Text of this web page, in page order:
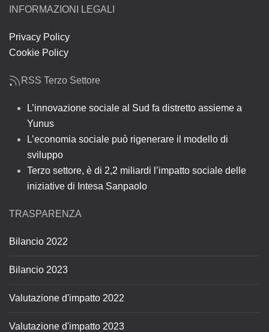
INFORMAZIONI LEGALI
Privacy Policy
Cookie Policy
RSS Terzo Settore
L’innovazione sociale al Sud fa distretto assieme a
Yunus
L’economia sociale può rigenerare il modello di
sviluppo
Terzo settore, è di 2,2 miliardi l’impatto sociale delle
iniziative di Intesa Sanpaolo
TRASPARENZA
Bilancio 2022
Bilancio 2023
Valutazione d'impatto 2022
Valutazione d'impatto 2023